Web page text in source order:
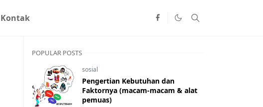
Kontak
POPULAR POSTS
sosial
Pengertian Kebutuhan dan
Faktornya (macam-macam & alat
pemuas)